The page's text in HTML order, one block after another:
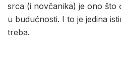
srca (i novčanika) je ono što
u budućnosti. I to je jedina
treba.